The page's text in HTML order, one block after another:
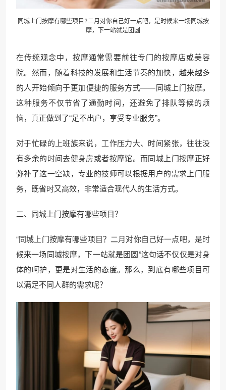
同城上门按摩有哪些项目?二月对你自己好一点吧，是时候来一场同城按
摩，下一站就是团圆
在传统观念中，按摩通常需要前往专门的按摩店或美容
院。然而，随着科技的发展和生活节奏的加快，越来越多
的人开始倾向于更加便捷的服务方式——同城上门按摩。
这种服务不仅节省了通勤时间，还避免了排队等候的烦
恼，真正做到了“足不出户，享受专业服务”。
对于忙碌的上班族来说，工作压力大、时间紧张，往往没
有多余的时间去健身房或者按摩馆。而同城上门按摩正好
弥补了这一空缺，专业的技师可以根据用户的需求上门服
务，既省时又高效，非常适合现代人的生活方式。
二、同城上门按摩有哪些项目？
“同城上门按摩有哪些项目？二月对你自己好一点吧，是时
候来一场同城按摩，下一站就是团圆”这句话不仅仅是对身
体的呵护，更是对生活的态度。那么，到底有哪些项目可
以满足不同人群的需求呢？